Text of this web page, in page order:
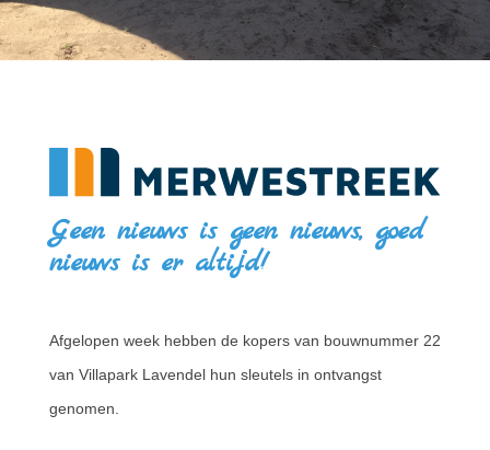
Geen nieuws is geen nieuws, goed
nieuws is er altijd!
Afgelopen week hebben de kopers van bouwnummer 22
van Villapark Lavendel hun sleutels in ontvangst
genomen.